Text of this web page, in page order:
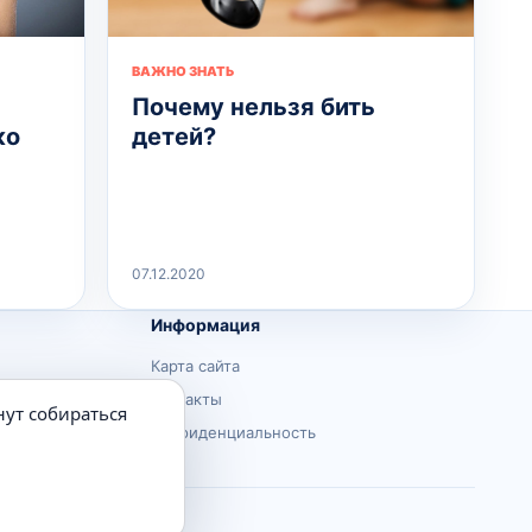
ВАЖНО ЗНАТЬ
Почему нельзя бить
детей?
07.12.2020
Информация
Карта сайта
Контакты
Конфиденциальность
собираться